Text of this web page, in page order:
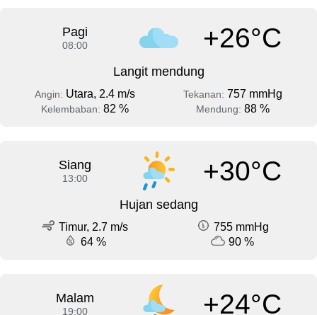
Pagi
08:00 +26°C
Langit mendung
Angin: Utara, 2.4 m/s Tekanan: 757 mmHg
Kelembaban: 82 % Mendung: 88 %
Siang
13:00 +30°C
Hujan sedang
Timur, 2.7 m/s
755 mmHg
64 %
90 %
Malam
19:00 +24°C